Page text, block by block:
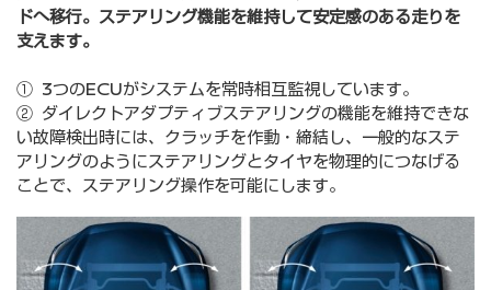
ドへ移行。ステアリング機能を維持して安定感のある走りを
支えます。
① 3つのECUがシステムを常時相互監視しています。
② ダイレクトアダプティブステアリングの機能を維持できな
い故障検出時には、クラッチを作動・締結し、一般的なステ
アリングのようにステアリングとタイヤを物理的につなげる
ことで、ステアリング操作を可能にします。